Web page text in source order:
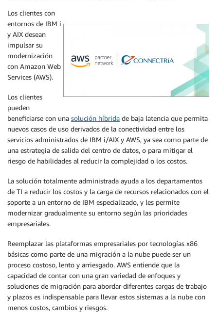
Los clientes con
entornos de IBM i
y AIX desean
impulsar su
modernización
con Amazon Web
Services (AWS).
Los clientes
pueden
beneficiarse con una solución híbrida de baja latencia que permita
nuevos casos de uso derivados de la conectividad entre los
servicios administrados de IBM i/AIX y AWS, ya sea como parte de
una estrategia de salida del centro de datos, o para mitigar el
riesgo de habilidades al reducir la complejidad o los costos.
La solución totalmente administrada ayuda a los departamentos
de TI a reducir los costos y la carga de recursos relacionados con el
soporte a un entorno de IBM especializado, y les permite
modernizar gradualmente su entorno según las prioridades
empresariales.
Reemplazar las plataformas empresariales por tecnologías x86
básicas como parte de una migración a la nube puede ser un
proceso costoso, lento y arriesgado. AWS entiende que la
capacidad de contar con una gran variedad de enfoques y
soluciones de migración para abordar diferentes cargas de trabajo
y plazos es indispensable para llevar estos sistemas a la nube con
menos costos, cambios y riesgos.